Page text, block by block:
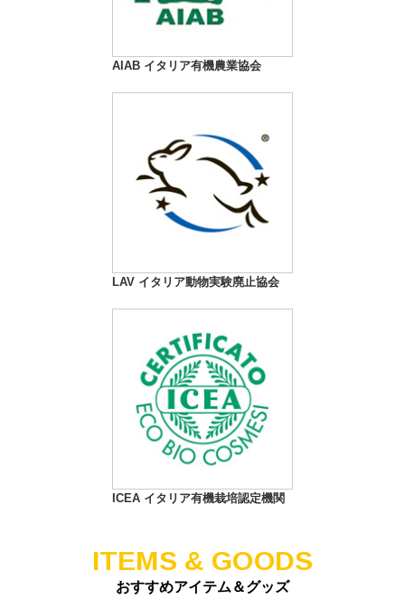
AIAB イタリア有機農業協会
LAV イタリア動物実験廃止協会
ICEA イタリア有機栽培認定機関
ITEMS & GOODS
おすすめアイテム＆グッズ